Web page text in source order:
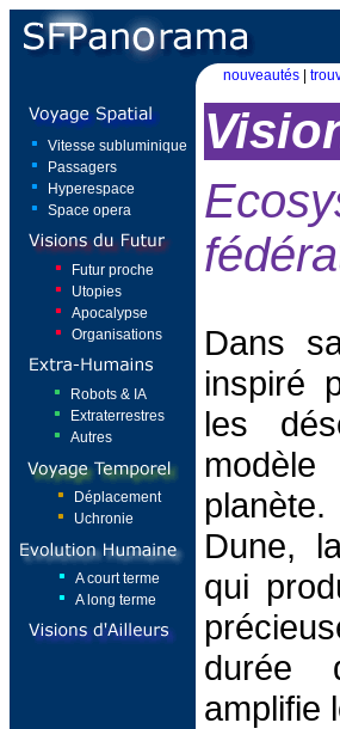
nouveautés
Vitesse subluminique
Passagers
Hyperespace
Space opera
Futur proche
Utopies
Apocalypse
Organisations
Robots & IA
Extraterrestres
Autres
Déplacement
Uchronie
A court terme
A long terme
Dans
inspiré
les
Dune,
qui
durée
amplifie